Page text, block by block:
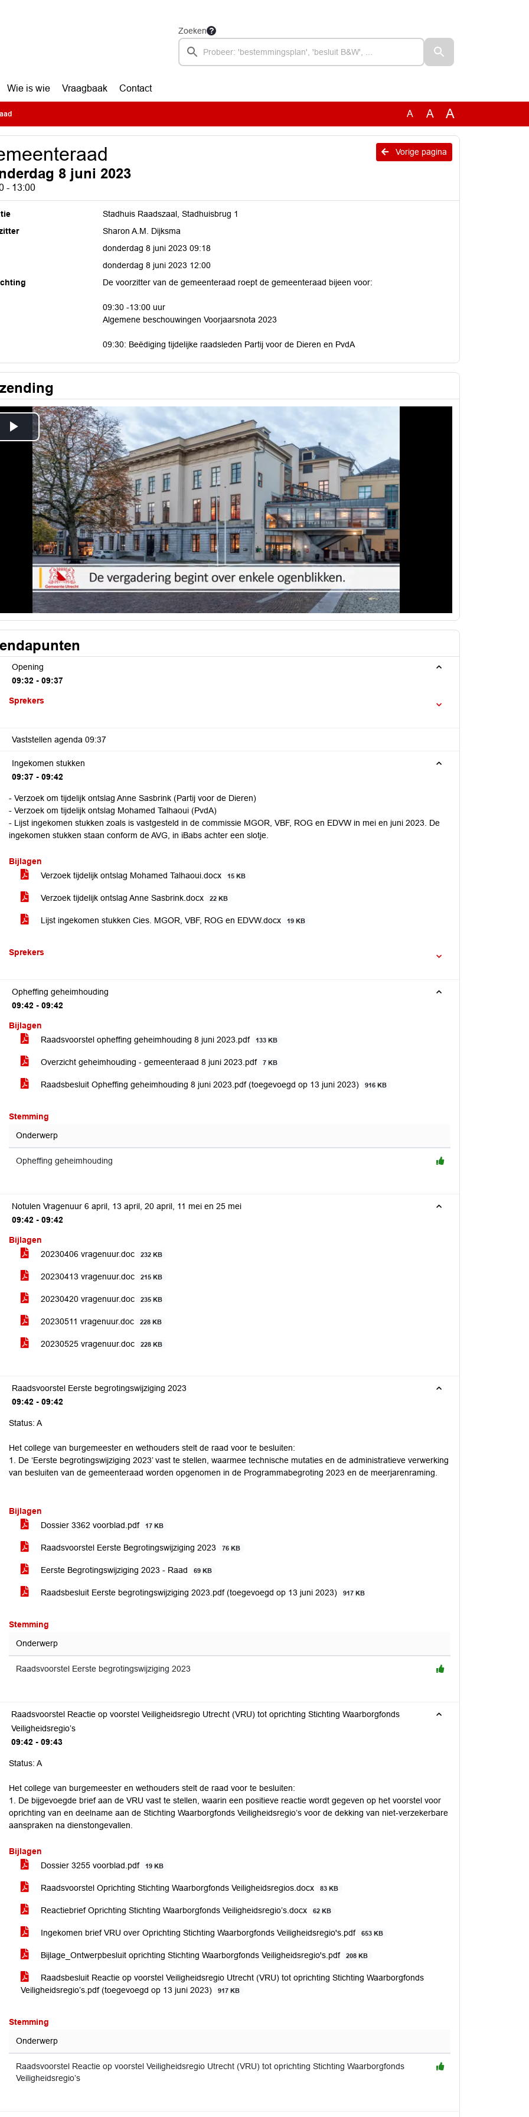
Zoeken
Wie is wie Vraagbaak Contact
A A A
Vorige pagina
8 juni 2023
- 13:00
Stadhuis Raadszaal, Stadhuisbrug 1
Sharon A.M. Dijksma
donderdag 8 juni 2023 09:18
donderdag 8 juni 2023 12:00
De voorzitter van de gemeenteraad roept de gemeenteraad bijeen voor:
09:30 -13:00 uur
Algemene beschouwingen Voorjaarsnota 2023
09:30: Beëdiging tijdelijke raadsleden Partij voor de Dieren en PvdA
Play
Video
Opening
09:32 - 09:37
Sprekers
Vaststellen agenda 09:37
Ingekomen stukken
09:37 - 09:42
- Verzoek om tijdelijk ontslag Anne Sasbrink (Partij voor de Dieren)
- Verzoek om tijdelijk ontslag Mohamed Talhaoui (PvdA)
- Lijst ingekomen stukken zoals is vastgesteld in de commissie MGOR, VBF, ROG en EDVW in mei en juni 2023. De
ingekomen stukken staan conform de AVG, in iBabs achter een slotje.
Bijlagen
Verzoek tijdelijk ontslag Mohamed Talhaoui.docx
15 KB
Verzoek tijdelijk ontslag Anne Sasbrink.docx 22 KB
Lijst ingekomen stukken Cies. MGOR, VBF, ROG en EDVW.docx 19 KB
Sprekers
Opheffing geheimhouding
09:42 - 09:42
Bijlagen
Raadsvoorstel opheffing geheimhouding 8 juni 2023.pdf
133 KB
Overzicht geheimhouding - gemeenteraad 8 juni 2023.pdf 7 KB
Raadsbesluit Opheffing geheimhouding 8 juni 2023.pdf (toegevoegd op 13 juni 2023) 916 KB
Stemming
Onderwerp
Opheffing geheimhouding
Notulen Vragenuur 6 april, 13 april, 20 april, 11 mei en 25 mei
09:42 - 09:42
Bijlagen
20230406 vragenuur.doc
232 KB
20230413 vragenuur.doc 215 KB
20230420 vragenuur.doc 235 KB
20230511 vragenuur.doc 228 KB
20230525 vragenuur.doc 228 KB
Raadsvoorstel Eerste begrotingswijziging 2023
09:42 - 09:42
Status: A
Het college van burgemeester en wethouders stelt de raad voor te besluiten:
1. De ‘Eerste begrotingswijziging 2023’ vast te stellen, waarmee technische mutaties en de administratieve verwerking
van besluiten van de gemeenteraad worden opgenomen in de Programmabegroting 2023 en de meerjarenraming.
Bijlagen
Dossier 3362 voorblad.pdf
17 KB
Raadsvoorstel Eerste Begrotingswijziging 2023 76 KB
Eerste Begrotingswijziging 2023 - Raad 69 KB
Raadsbesluit Eerste begrotingswijziging 2023.pdf (toegevoegd op 13 juni 2023) 917 KB
Stemming
Onderwerp
Raadsvoorstel Eerste begrotingswijziging 2023
Raadsvoorstel Reactie op voorstel Veiligheidsregio Utrecht (VRU) tot oprichting Stichting Waarborgfonds
Veiligheidsregio’s
09:42 - 09:43
Status: A
Het college van burgemeester en wethouders stelt de raad voor te besluiten:
1. De bijgevoegde brief aan de VRU vast te stellen, waarin een positieve reactie wordt gegeven op het voorstel voor
oprichting van en deelname aan de Stichting Waarborgfonds Veiligheidsregio’s voor de dekking van niet-verzekerbare
aanspraken na dienstongevallen.
Bijlagen
Dossier 3255 voorblad.pdf
19 KB
Raadsvoorstel Oprichting Stichting Waarborgfonds Veiligheidsregios.docx 83 KB
Reactiebrief Oprichting Stichting Waarborgfonds Veiligheidsregio’s.docx 62 KB
Ingekomen brief VRU over Oprichting Stichting Waarborgfonds Veiligheidsregio's.pdf 653 KB
Bijlage_Ontwerpbesluit oprichting Stichting Waarborgfonds Veiligheidsregio's.pdf 208 KB
Raadsbesluit Reactie op voorstel Veiligheidsregio Utrecht (VRU) tot oprichting Stichting Waarborgfonds
Veiligheidsregio’s.pdf (toegevoegd op 13 juni 2023)
917 KB
Stemming
Onderwerp
Raadsvoorstel Reactie op voorstel Veiligheidsregio Utrecht (VRU) tot oprichting Stichting Waarborgfonds
Veiligheidsregio’s